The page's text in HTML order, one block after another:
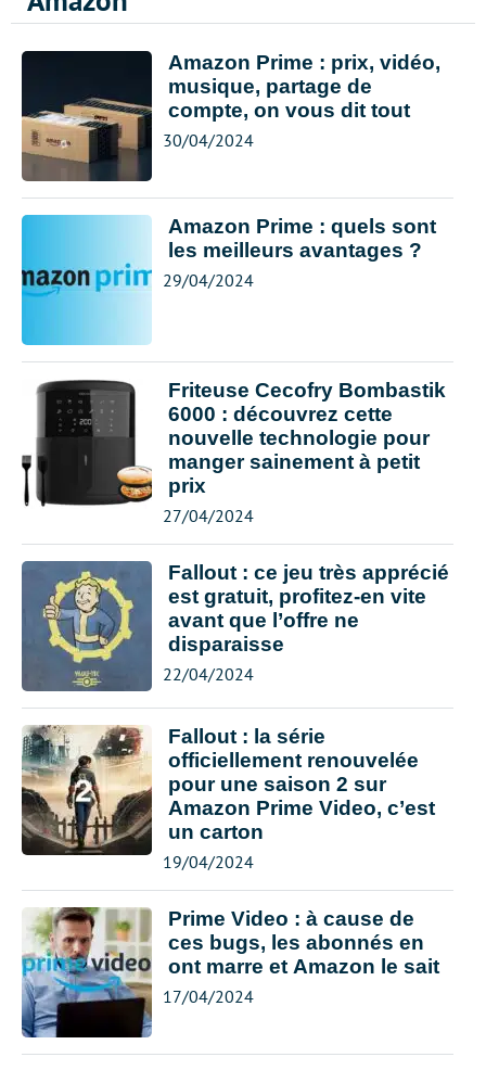
Amazon Prime : prix, vidéo,
musique, partage de
compte, on vous dit tout
30/04/2024
Amazon Prime : quels sont
les meilleurs avantages ?
29/04/2024
Friteuse Cecofry Bombastik
6000 : découvrez cette
nouvelle technologie pour
manger sainement à petit
prix
27/04/2024
Fallout : ce jeu très apprécié
est gratuit, profitez-en vite
avant que l’offre ne
disparaisse
22/04/2024
Fallout : la série
officiellement renouvelée
pour une saison 2 sur
Amazon Prime Video, c’est
un carton
19/04/2024
Prime Video : à cause de
ces bugs, les abonnés en
ont marre et Amazon le sait
17/04/2024